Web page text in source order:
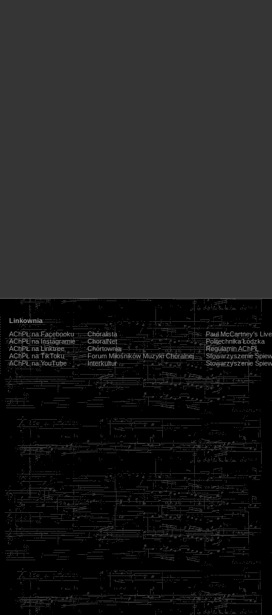
Linkownia
AChPŁ na Facebooku
AChPŁ na Instagramie
AChPŁ na Linktree
AChPŁ na TikToku
AChPŁ na YouTube
Chóralista
ChoralNet
Chórtownia
Forum Miłośników Muzyki Chóralnej
Interkultur
Paul McCartney's
Politechnika Łódzka
Regulamin AChPŁ
Stowarzyszenie
Stowarzyszenie